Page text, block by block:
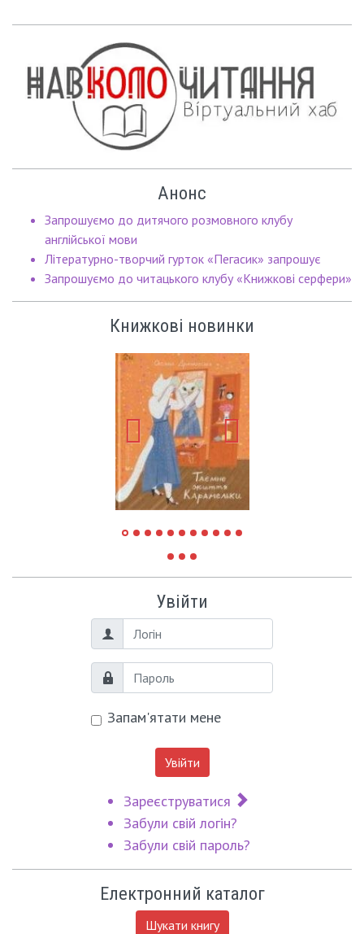
Анонс
Запрошуємо до дитячого розмовного клубу
англійської мови
Літературно-творчий гурток «Пегасик» запрошує
Запрошуємо до читацького клубу «Книжкові серфери»
Книжкові новинки
Увійти
Логін
Пароль
Запам'ятати мене
Увійти
Зареєструватися
Забули свій логін?
Забули свій пароль?
Електронний каталог
Шукати книгу